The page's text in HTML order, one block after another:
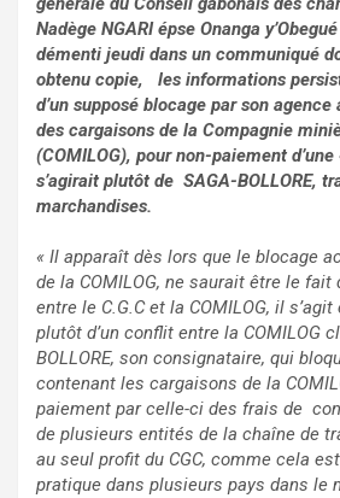
Nadège NGARI épse Onanga
démenti jeudi dans un communiqué
obtenu copie, les informations
d’un supposé blocage par son agence
des cargaisons de la Compagnie
(COMILOG), pour non-paiement
s’agirait plutôt de SAGA-BOLLORE,
marchandises.
« Il apparaît dès lors que le blocage
de la COMILOG, ne saurait être le fait
entre le C.G.C et la COMILOG, il s’agit
plutôt d’un conflit entre la COMILOG
BOLLORE, son consignataire, qui
contenant les cargaisons de la
paiement par celle-ci des frais de
de plusieurs entités de la chaîne de
au seul profit du CGC, comme cela
pratique dans plusieurs pays dans le